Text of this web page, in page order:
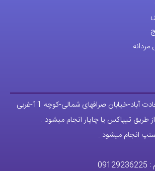
خیابان صرافهای شمالی-کوچه 11-غربی
طریق تیپاکس یا چاپار انجام میشود .
انجام میشود .
:
09129236225